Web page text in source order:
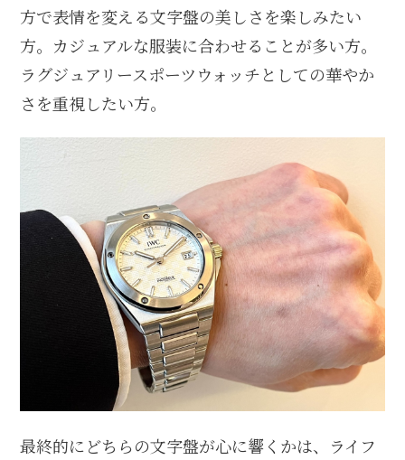
方で表情を変える文字盤の美しさを楽しみたい
方。カジュアルな服装に合わせることが多い方。
ラグジュアリースポーツウォッチとしての華やか
さを重視したい方。
最終的にどちらの文字盤が心に響くかは、ライフ